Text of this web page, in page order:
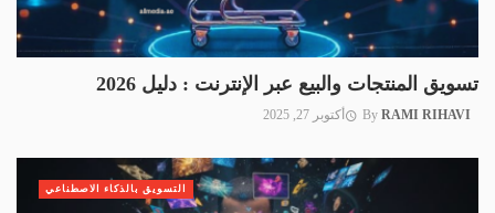
تسويق المنتجات والبيع عبر الإنترنت : دليل 2026
By RAMI RIHAVI أكتوبر 27, 2025
التسويق بالذكاء الاصطناعي